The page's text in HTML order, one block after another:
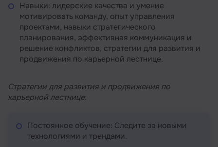
Навыки: лидерские качества и умение
мотивировать команду, опыт управления
проектами, навыки стратегического
планирования, эффективная коммуникация и
решение конфликтов, стратегии для развития и
продвижения по карьерной лестнице.
Стратегии для развития и продвижения по
карьерной лестнице:
Постоянное обучение: Следите за новыми
технологиями и трендами.